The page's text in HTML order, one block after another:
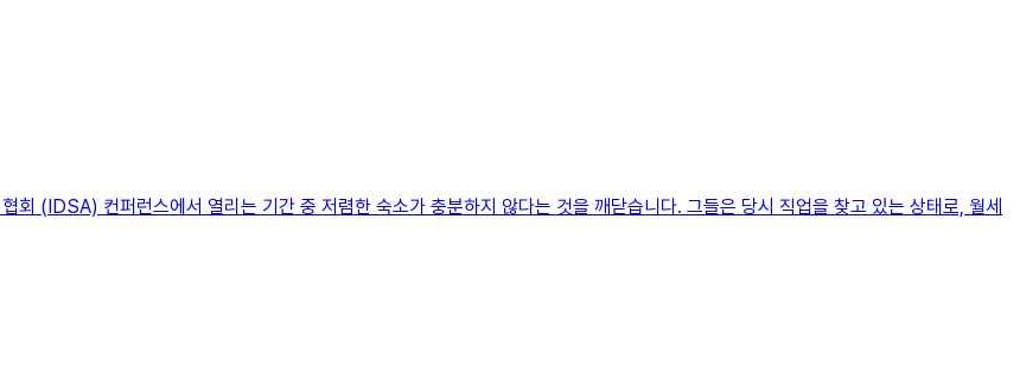
(IDSA) 컨퍼런스에서 열리는 기간 중 저렴한 숙소가 충분하지 않다는 것을 깨닫습니다. 그들은 당시 직업을 찾고 있는 상태로, 월세